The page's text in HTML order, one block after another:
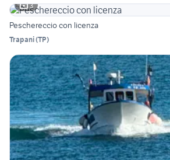
3
Peschereccio con licenza
Trapani(TP)